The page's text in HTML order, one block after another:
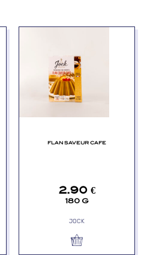
FLAN SAVEUR CAFE
2.90 €
180 G
JOCK